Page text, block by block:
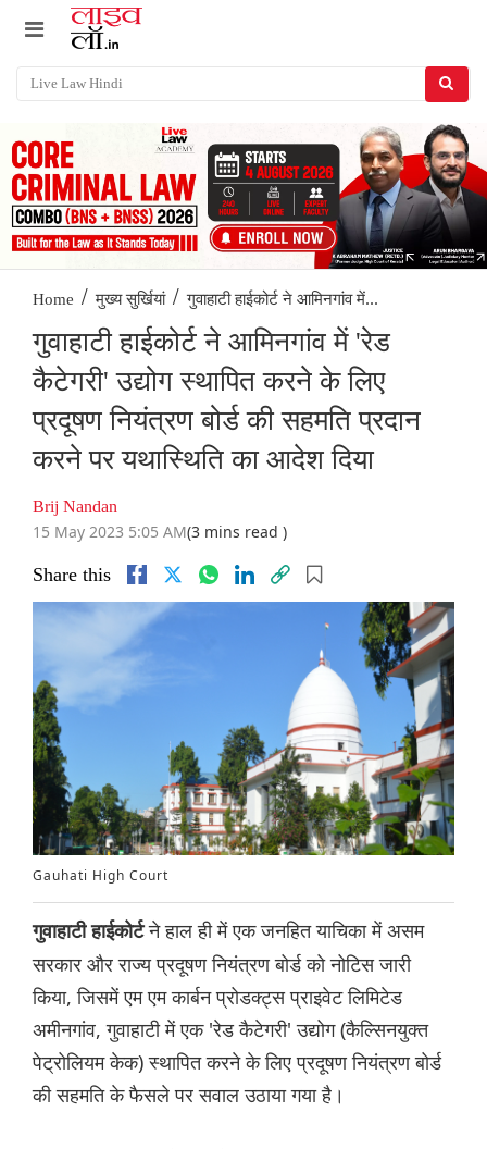
Home / मुख्य सुर्खियां / गुवाहाटी हाईकोर्ट ने आमिनगांव में...
गुवाहाटी हाईकोर्ट ने आमिनगांव में 'रेड
कैटेगरी' उद्योग स्थापित करने के लिए
प्रदूषण नियंत्रण बोर्ड की सहमति प्रदान
करने पर यथास्थिति का आदेश दिया
Brij Nandan
15 May 2023 5:05 AM(3 mins read )
Share this
Gauhati High Court
गुवाहाटी हाईकोर्टने हाल ही में एक जनहित याचिका में असम
सरकार और राज्य प्रदूषण नियंत्रण बोर्ड को नोटिस जारी
किया, जिसमें एम एम कार्बन प्रोडक्ट्स प्राइवेट लिमिटेड
अमीनगांव, गुवाहाटी में एक 'रेड कैटेगरी' उद्योग (कैल्सिनयुक्त
पेट्रोलियम केक) स्थापित करने के लिए प्रदूषण नियंत्रण बोर्ड
की सहमति के फैसले पर सवाल उठाया गया है।